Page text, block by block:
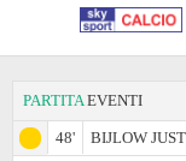
PARTITA EVENTI
48'
BIJLOW